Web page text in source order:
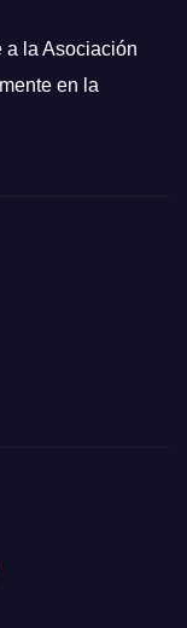
a la Asociación
en la